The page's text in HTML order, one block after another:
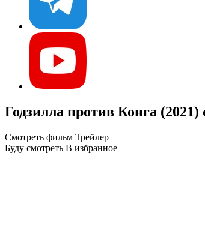
Годзилла против Конга
Смотреть фильм Трейлер
Буду смотреть В избранное